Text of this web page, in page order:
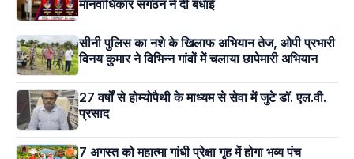
मानवाधिकार संगठन ने दी बधाई
सीनी पुलिस का नशे के खिलाफ अभियान तेज, ओपी प्रभारी
विनय कुमार ने विभिन्न गांवों में चलाया छापेमारी अभियान
27 वर्षों से होम्योपैथी के माध्यम से सेवा में जुटे डॉ. एल.वी.
प्रसाद
7 अगस्त को महात्मा गांधी प्रेक्षा गृह में होगा भव्य पंच